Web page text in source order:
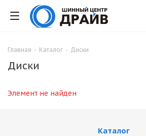
Главная - Каталог - Диски
Диски
Элемент не найден
Каталог